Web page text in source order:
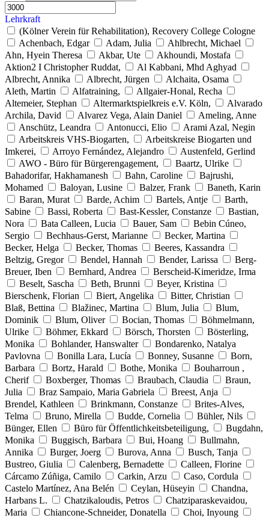
Lehrkraft
(Kölner Verein für Rehabilitation), Recovery College Cologne
Achenbach, Edgar
Adam, Julia
Ahlbrecht, Michael
Ahn, Hyein Theresa
Akbar, Ute
Akhoundi, Mostafa
Aktion2 I Christopher Ruddat,
Al Kabbani, Mhd Aghyad
Albrecht, Annika
Albrecht, Jürgen
Alchaita, Osama
Aleth, Martin
Alfatraining,
Allgaier-Honal, Recha
Altemeier, Stephan
Altermarktspielkreis e.V. Köln,
Alvarado
Archila, David
Alvarez Vega, Alain Daniel
Ameling, Anne
Anschütz, Leandra
Antonucci, Elio
Arami Azal, Negin
Arbeitskreis VHS-Biogarten,
Arbeitskreise Biogarten und
Imkerei,
Arroyo Fernández, Alejandro
Austenfeld, Gerlind
AWO - Büro für Bürgerengagement,
Baartz, Ulrike
Bahadorifar, Hakhamanesh
Bahn, Caroline
Bajrushi,
Mohamed
Baloyan, Lusine Balzer, Frank
Baneth, Karin
Baran, Murat
Barde, Achim Bartels, Antje
Barth,
Sabine
Bassi, Roberta Bast-Kessler, Constanze
Bastian,
Nora
Bata Calleen, Lucia Bauer, Sam
Bebin Cúneo,
Sergio
Bechhaus-Gerst, Marianne
Becker, Martina
Becker, Helga
Becker, Thomas
Beeres, Kassandra
Beltzig, Gregor
Bendel, Hannah Bender, Larissa
Berg-
Breuer, Iben
Bernhard, Andrea
Berscheid-Kimeridze, Irma
Beselt, Sascha
Beth, Brunni
Beyer, Kristina
Bierschenk, Florian
Biert, Angelika
Bitter, Christian
Blaß, Bettina
Blažinec, Martina Blum, Julia
Blum,
Dominik
Blum, Oliver Bocian, Thomas
Böhmelmann,
Ulrike
Böhmer, Ekkard Börsch, Thorsten
Bösterling,
Monika
Bohlander, Hanswalter
Bondarenko, Natalya
Pavlovna
Bonilla Lara, Lucía Bonney, Susanne
Born,
Barbara
Bortz, Harald Bothe, Monika
Bouharroun ,
Cherif
Boxberger, Thomas Braubach, Claudia
Braun,
Julia
Braz Sampaio, Maria Gabriela
Breest, Anja
Brendel, Kathleen
Brinkmann, Constanze
Brites-Alves,
Telma
Bruno, Mirella Budde, Cornelia
Bühler, Nils
Bünger, Ellen
Büro für Öffentlichkeitsbeteiligung,
Bugdahn,
Monika
Buggisch, Barbara Bui, Hoang
Bullmahn,
Annika
Burger, Joerg Burova, Anna
Busch, Tanja
Bustreo, Giulia
Calenberg, Bernadette
Calleen, Florine
Cárcamo Zúñiga, Camilo
Carkin, Arzu
Caso, Cordula
Castelo Martínez, Ana Belén
Ceylan, Hüseyin
Chandna,
Harbans L.
Chatzikaloudis, Petros
Chatziparaskevaidou,
Maria
Chiancone-Schneider, Donatella
Choi, Inyoung